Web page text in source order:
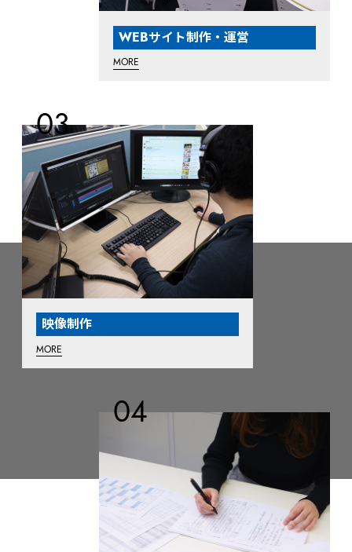
WEBサイト制作・運営
MORE
映像制作
MORE